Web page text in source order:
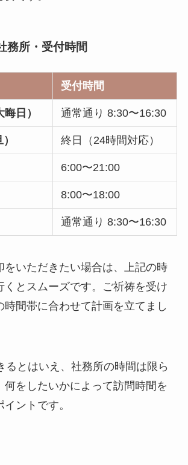
務所・受付時間
受付時間
日） 通常通り 8:30〜16:30
終日（24時間対応）
6:00〜21:00
8:00〜18:00
通常通り 8:30〜16:30
をいただきたい場合は、上記の時
くとスムーズです。ご祈祷を受け
時間帯に合わせて計画を立てまし
るとはいえ、社務所の時間は限ら
何をしたいかによって訪問時間を
ントです。